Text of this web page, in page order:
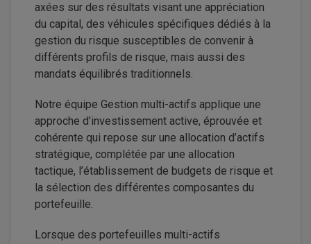
axées sur des résultats visant une appréciation
du capital, des véhicules spécifiques dédiés à la
gestion du risque susceptibles de convenir à
différents profils de risque, mais aussi des
mandats équilibrés traditionnels.
Notre équipe Gestion multi-actifs applique une
approche d’investissement active, éprouvée et
cohérente qui repose sur une allocation d’actifs
stratégique, complétée par une allocation
tactique, l’établissement de budgets de risque et
la sélection des différentes composantes du
portefeuille.
Lorsque des portefeuilles multi-actifs